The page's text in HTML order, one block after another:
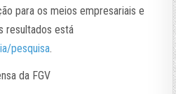
para os meios empresariais e
resultados está
pesquisa.
da FGV